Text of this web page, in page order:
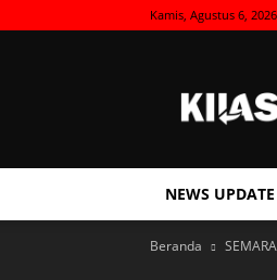
Kamis, Agustus 6, 2026
NEWS UPDATE
Beranda